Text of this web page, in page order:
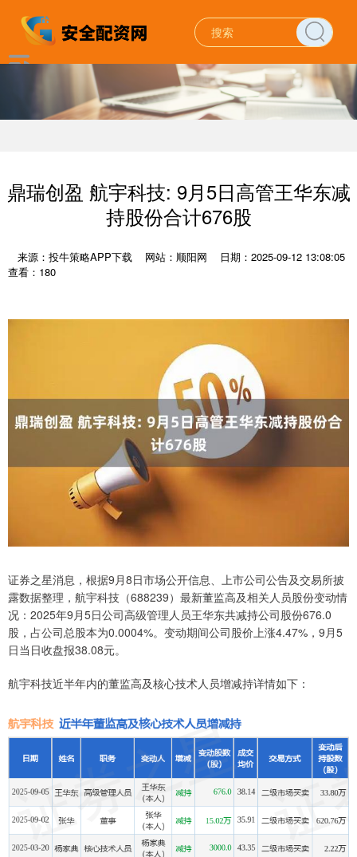
鼎瑞创盈 航宇科技: 9月5日高管王华东减
持股份合计676股
来源：投牛策略APP下载 网站：顺阳网
日期：2025-09-12 13:08:05
查看：180
证券之星消息，根据9月8日市场公开信息、上市公司公告及交易所披
露数据整理，航宇科技（688239）最新董监高及相关人员股份变动情
况：2025年9月5日公司高级管理人员王华东共减持公司股份676.0
股，占公司总股本为0.0004%。变动期间公司股价上涨4.47%，9月5
日当日收盘报38.08元。
航宇科技近半年内的董监高及核心技术人员增减持详情如下：